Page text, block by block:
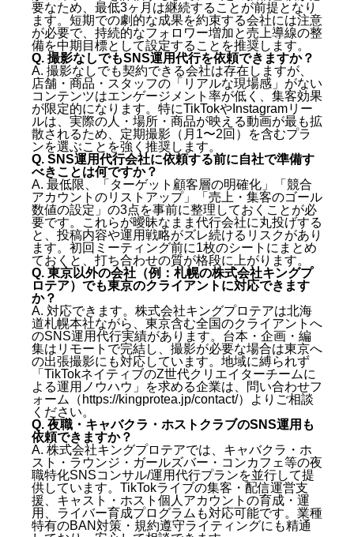
要なため、最低3ヶ月は継続することが前提となり
ます。短期での劇的な成果を約束する会社には注意
が必要で、持続的なフォロワー増加と売上導線の整
備を中期目標として設定することを推奨します。
Q. 撮影なしでもSNS運用代行を依頼できますか？
A. 撮影なしでも契約できる会社は存在しますが、
店舗・商品・スタッフの「リアルな現場感」がない
コンテンツはエンゲージメント率が低く、集客効果
が限定的になります。特にTikTokやInstagramリー
ルは、実際の人・場所・商品が映える動画が最も拡
散されるため、定期撮影（月1〜2回）を含むプラ
ンを選ぶことを強く推奨します。
Q. SNS運用代行会社に依頼する前に自社で準備す
べきことは何ですか？
A. 最低限、「ターゲット顧客層の明確化」「競合
アカウントのリストアップ」「売上・集客のゴール
数値の設定」の3点を事前に整理しておくことが必
要です。これらが曖昧なまま代行会社に丸投げする
と、投稿内容や運用戦略がズレ続けるリスクがあり
ます。初回ミーティング前に1枚のシートにまとめ
ておくと、打ち合わせの質が格段に上がります。
Q. 東京以外の会社（例：札幌の株式会社キングプ
ロテア）でも東京のクライアントに対応できます
か？
A. 対応できます。株式会社キングプロテアは北海
道札幌本社ながら、東京含む全国のクライアントへ
のSNS運用代行実績があります。台本・企画・編
集はリモートで完結し、撮影が必要な場合は東京へ
の出張撮影にも対応しています。地域に縛られず
「TikTokネイティブのZ世代クリエイターチームに
よる運用ノウハウ」を求める企業は、問い合わせフ
ォーム（https://kingprotea.jp/contact/）よりご相談
ください。
Q. 夜職・キャバクラ・ホストクラブのSNS運用も
依頼できますか？
A. 株式会社キングプロテアでは、キャバクラ・ホ
スト・ラウンジ・ガールズバー・コンカフェ等の夜
職特化SNSコンサル/運用代行プランを並行して提
供しています。TikTokライブの集客・配信運営支
援、キャスト・ホスト個人アカウントの育成・運
用、ライバー育成プログラムも対応可能です。業種
特有のBAN対策・規約遵守ライティングにも精通